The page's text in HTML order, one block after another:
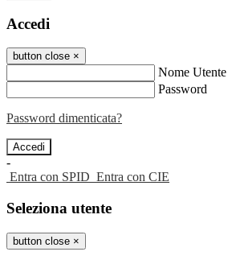
Accedi
button close ×
Nome Utente
Password
Password dimenticata?
-
Entra con SPID Entra con CIE
Seleziona utente
button close ×